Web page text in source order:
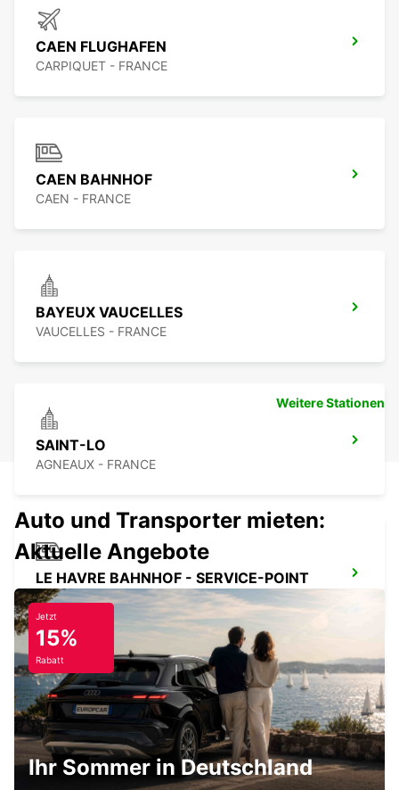
CAEN FLUGHAFEN
CARPIQUET - FRANCE
CAEN BAHNHOF
CAEN - FRANCE
BAYEUX VAUCELLES
VAUCELLES - FRANCE
SAINT-LO
AGNEAUX - FRANCE
LE HAVRE BAHNHOF - SERVICE-POINT
LE HAVRE - FRANCE
LE HAVRE NORD
LE HAVRE - FRANCE
Weitere Stationen
Auto und Transporter mieten:
Aktuelle Angebote
Jetzt
15%
Rabatt
Ihr Sommer in Deutschland